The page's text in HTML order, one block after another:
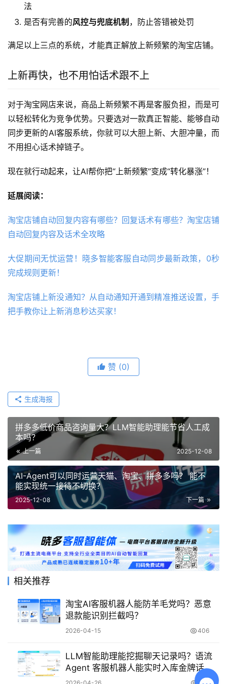
法
是否有完善的风控与兜底机制，防止答错被处罚
满足以上三点的系统，才能真正解放上新频繁的淘宝店铺。
上新再快，也不用怕话术跟不上
对于淘宝网店来说，商品上新频繁不再是客服负担，而是可
以轻松转化为竞争优势。只要选对一款真正智能、能够自动
同步更新的AI客服系统，你就可以大胆上新、大胆冲量，而
不用担心话术掉链子。
现在就行动起来，让AI帮你把“上新频繁”变成“转化暴涨”！
延展阅读：
淘宝店铺自动回复内容有哪些？回复话术有哪些？淘宝店铺
自动回复内容及话术全攻略
大促期间无忧运营！晓多智能客服自动同步最新政策，0秒
完成规则更新！
淘宝店铺上新没通知？从自动通知开通到精准推送设置，手
把手教你让上新消息秒达买家！
赞 (0)
生成海报
拼多多低价商品咨询量大？LLM智能助理能节省人工成
本吗？
上一篇 2025-12-08
AI-Agent可以同时运营天猫、淘宝、拼多多吗？ 能不
能实现统一接待不切换？
下一篇
2025-12-08
相关推荐
淘宝AI客服机器人能防羊毛党吗？恶意
退款能识别拦截吗？
2026-04-15 406
LLM智能助理能挖掘聊天记录吗？语流
Agent 客服机器人能实时入库金牌话术
吗？